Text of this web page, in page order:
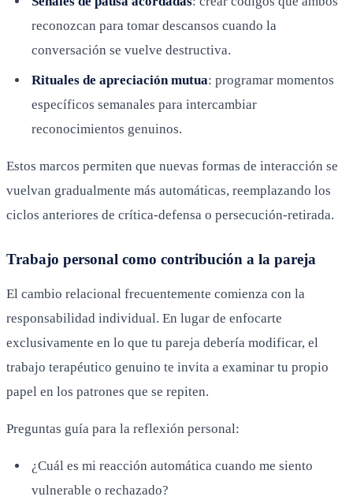
reconozcan para tomar descansos cuando la
conversación se vuelve destructiva.
Rituales de apreciación mutua: programar momentos
específicos semanales para intercambiar
reconocimientos genuinos.
Estos marcos permiten que nuevas formas de interacción se
vuelvan gradualmente más automáticas, reemplazando los
ciclos anteriores de crítica-defensa o persecución-retirada.
Trabajo personal como contribución a la pareja
El cambio relacional frecuentemente comienza con la
responsabilidad individual. En lugar de enfocarte
exclusivamente en lo que tu pareja debería modificar, el
trabajo terapéutico genuino te invita a examinar tu propio
papel en los patrones que se repiten.
Preguntas guía para la reflexión personal:
¿Cuál es mi reacción automática cuando me siento
vulnerable o rechazado?